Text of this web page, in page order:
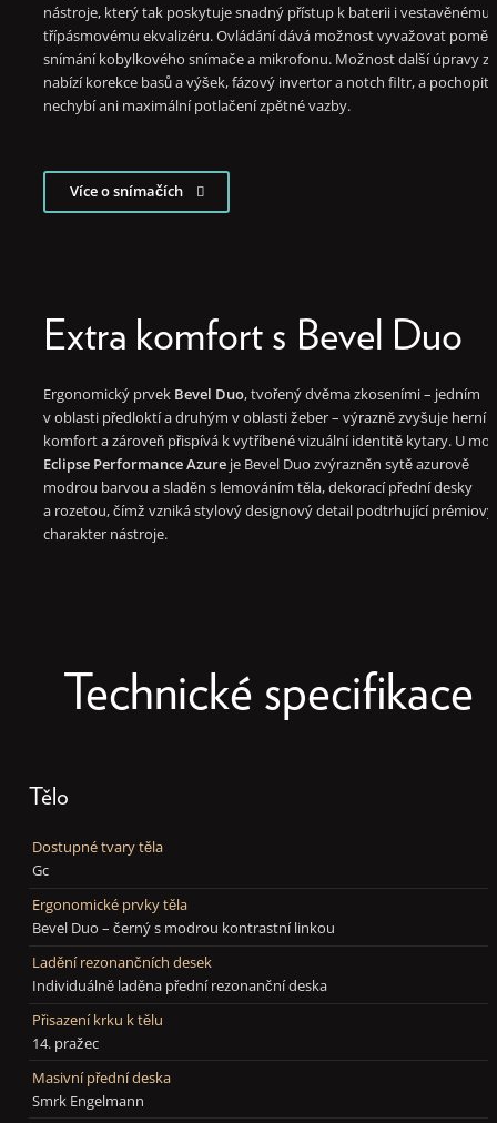
nástroje, který tak poskytuje snadný přístup k baterii i vestavěnému
třípásmovému ekvalizéru. Ovládání dává možnost vyvažovat poměr
snímání kobylkového snímače a mikrofonu. Možnost další úpravy
nabízí korekce basů a výšek, fázový invertor a notch filtr, a
nechybí ani maximální potlačení zpětné vazby.
Více o snímačích
Extra komfort s Bevel Duo
Ergonomický prvek Bevel Duo, tvořený dvěma zkoseními – jedním
v oblasti předloktí a druhým v oblasti žeber – výrazně zvyšuje herní
komfort a zároveň přispívá k vytříbené vizuální identitě kytary. U
Eclipse Performance Azure je Bevel Duo zvýrazněn sytě azurově
modrou barvou a sladěn s lemováním těla, dekorací přední desky
a rozetou, čímž vzniká stylový designový detail podtrhující prémiový
charakter nástroje.
Technické specifikace
Tělo
Dostupné tvary těla
Gc
Ergonomické prvky těla
Bevel Duo – černý s modrou kontrastní linkou
Ladění rezonančních desek
Individuálně laděna přední rezonanční deska
Přisazení krku k tělu
14. pražec
Masivní přední deska
Smrk Engelmann